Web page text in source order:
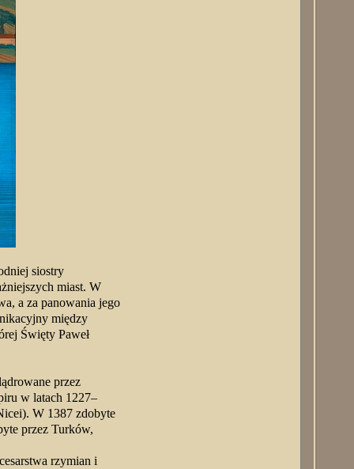
siostry
miast. W
a za panowania jego
między
Święty Paweł
przez
w latach 1227–
W 1387 zdobyte
przez Turków,
rzymian i